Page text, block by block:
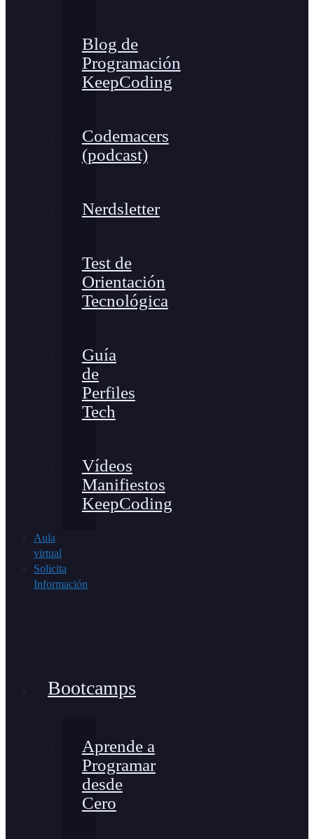
Blog de
Programación
KeepCoding
Codemacers
(podcast)
Nerdsletter
Test de
Orientación
Tecnológica
Guía
de
Perfiles
Tech
Vídeos
Manifiestos
KeepCoding
Aula
virtual
Solicita
Información
Bootcamps
Aprende a
Programar
desde
Cero